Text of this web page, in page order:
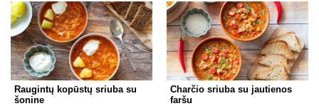
Raugintų kopūstų sriuba su
šonine
Charčio sriuba su jautienos
faršu